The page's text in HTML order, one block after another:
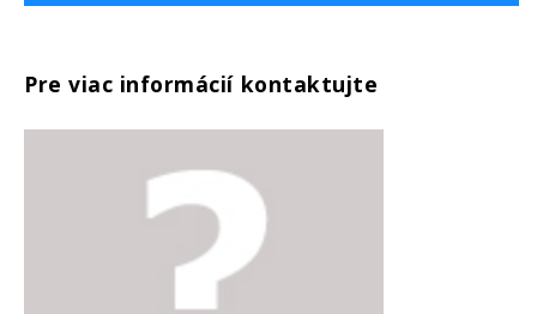
Pre viac informácií kontaktujte